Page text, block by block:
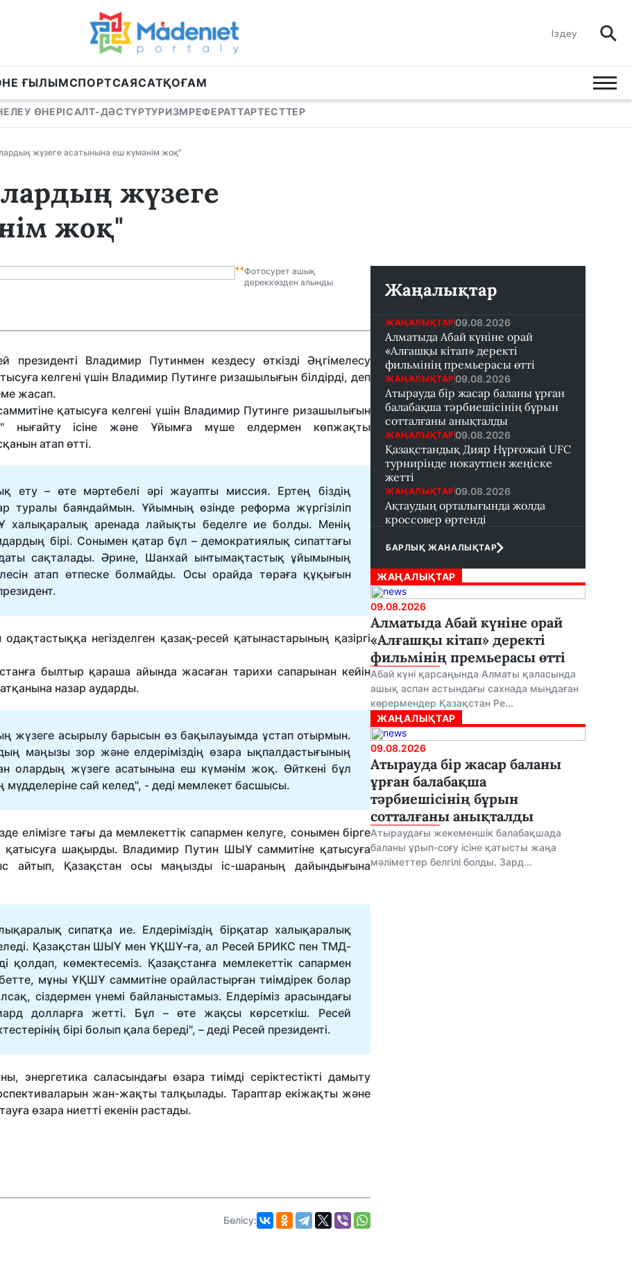
ҒЫЛЫМСПОРТСАЯСАТҚОҒАМ
ӨНЕРІСАЛТ-ДӘСТҮРТУРИЗМРЕФЕРАТТАРТЕСТТЕР
жүзеге асатынына еш күмәнім жоқ"
жүзеге
жоқ"
Фотосурет ашық
дереккөзден алынды
Владимир Путинмен кездесу өткізді Әңгімелесу
келгені үшін Владимир Путинге ризашылығын білдірді, деп
жасап.
қатысуға келгені үшін Владимир Путинге ризашылығын
нығайту ісіне және Ұйымға мүше елдермен көпжақты
атап өтті.
ету – өте мәртебелі әрі жауапты миссия. Ертең біздің
туралы баяндаймын. Ұйымның өзінде реформа жүргізіліп
аренада лайықты беделге ие болды. Менің
бірі. Сонымен қатар бұл – демократиялық сипаттағы
сақталады. Әрине, Шанхай ынтымақтастық ұйымының
атап өтпеске болмайды. Осы орайда төраға құқығын
негізделген қазақ-ресей қатынастарының қазіргі
былтыр қараша айында жасаған тарихи сапарынан кейін
назар аударды.
жүзеге асырылу барысын өз бақылауымда ұстап отырмын.
маңызы зор және елдеріміздің өзара ықпалдастығының
олардың жүзеге асатынына еш күмәнім жоқ. Өйткені бұл
сай келед", - деді мемлекет басшысы.
тағы да мемлекеттік сапармен келуге, сонымен бірге
қатысуға шақырды. Владимир Путин ШЫҰ саммитіне қатысуға
айтып, Қазақстан осы маңызды іс-шараның дайындығына
сипатқа ие. Елдеріміздің бірқатар халықаралық
Қазақстан ШЫҰ мен ҰҚШҰ-ға, ал Ресей БРИКС пен ТМД-
қолдап, көмектесеміз. Қазақстанға мемлекеттік сапармен
мұны ҰҚШҰ саммитіне орайластырған тиімдірек болар
сіздермен үнемі байланыстамыз. Елдеріміз арасындағы
долларға жетті. Бұл – өте жақсы көрсеткіш. Ресей
бірі болып қала береді", – деді Ресей президенті.
энергетика саласындағы өзара тиімді серіктестікті дамыту
жан-жақты талқылады. Тараптар екіжақты және
өзара ниетті екенін растады.
Бөлісу:
Жаңалықтар
ЖАҢАЛЫҚТАР 09.08.2026
Алматыда Абай күніне орай
«Алғашқы кітап» деректі
фильмінің премьерасы өтті
ЖАҢАЛЫҚТАР 09.08.2026
Атырауда бір жасар баланы ұрған
балабақша тәрбиешісінің бұрын
сотталғаны анықталды
ЖАҢАЛЫҚТАР 09.08.2026
Қазақстандық Дияр Нұрғожай UFC
турнирінде нокаутпен жеңіске
жетті
ЖАҢАЛЫҚТАР 09.08.2026
Ақтаудың орталығында жолда
кроссовер өртенді
БАРЛЫҚ ЖАНАЛЫҚТАР
ЖАҢАЛЫҚТАР
09.08.2026
Алматыда Абай күніне орай
«Алғашқы кітап» деректі
фильмінің премьерасы өтті
Абай күні қарсаңында Алматы қаласында
ашық аспан астындағы сахнада мыңдаған
көрермендер Қазақстан Ре...
ЖАҢАЛЫҚТАР
09.08.2026
Атырауда бір жасар баланы
ұрған балабақша
тәрбиешісінің бұрын
сотталғаны анықталды
Атыраудағы жекеменшік балабақшада
баланы ұрып-соғу ісіне қатысты жаңа
мәліметтер белгілі болды. Зард...